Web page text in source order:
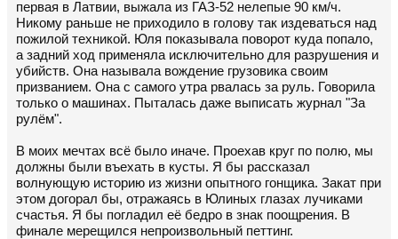
первая в Латвии, выжала из ГАЗ-52 нелепые 90 км/ч.
Никому раньше не приходило в голову так издеваться над
пожилой техникой. Юля показывала поворот куда попало,
а задний ход применяла исключительно для разрушения и
убийств. Она называла вождение грузовика своим
призванием. Она с самого утра рвалась за руль. Говорила
только о машинах. Пыталась даже выписать журнал "За
рулём".
В моих мечтах всё было иначе. Проехав круг по полю, мы
должны были въехать в кусты. Я бы рассказал
волнующую историю из жизни опытного гонщика. Закат при
этом догорал бы, отражаясь в Юлиных глазах лучиками
счастья. Я бы погладил её бедро в знак поощрения. В
финале мерещился непроизвольный петтинг.